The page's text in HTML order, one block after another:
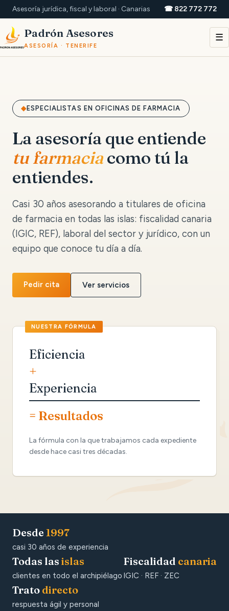
Asesoría jurídica, fiscal y laboral · Canarias ☎ 822 772 772
Padrón Asesores
ASESORÍA · TENERIFE
☰
ESPECIALISTAS EN OFICINAS DE FARMACIA
La asesoría que entiende
tu farmaciacomo tú la
entiendes.
Casi 30 años asesorando a titulares de oficina
de farmacia en todas las islas: fiscalidad canaria
(IGIC, REF), laboral del sector y jurídico, con un
equipo que conoce tu día a día.
Pedir cita Ver servicios
Eficiencia
+
Experiencia
= Resultados
La fórmula con la que trabajamos cada expediente
desde hace casi tres décadas.
Desde 1997
casi 30 años de experiencia
Todas las islas
clientes en todo el archipiélago
Fiscalidad canaria
IGIC · REF · ZEC
Trato directo
respuesta ágil y personal